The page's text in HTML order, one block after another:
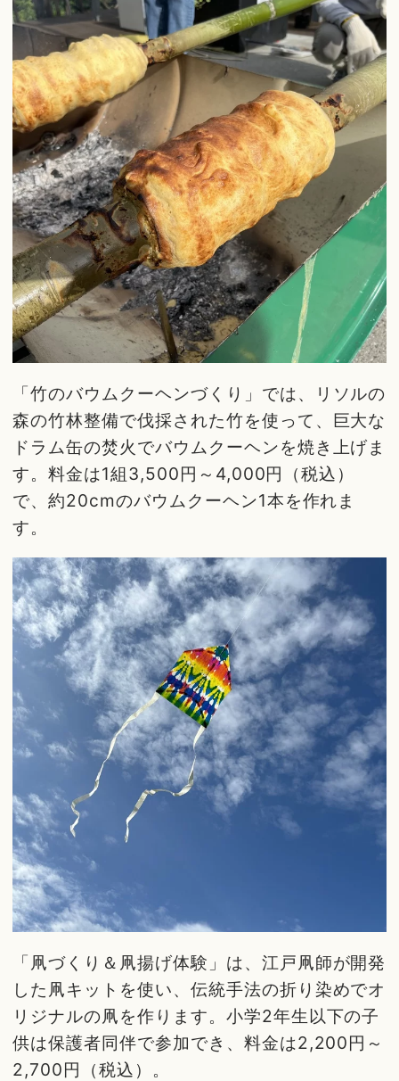
「竹のバウムクーヘンづくり」では、リソルの
森の竹林整備で伐採された竹を使って、巨大な
ドラム缶の焚火でバウムクーヘンを焼き上げま
す。料金は1組3,500円～4,000円（税込）
で、約20cmのバウムクーヘン1本を作れま
す。
「凧づくり＆凧揚げ体験」は、江戸凧師が開発
した凧キットを使い、伝統手法の折り染めでオ
リジナルの凧を作ります。小学2年生以下の子
供は保護者同伴で参加でき、料金は2,200円～
2,700円（税込）。